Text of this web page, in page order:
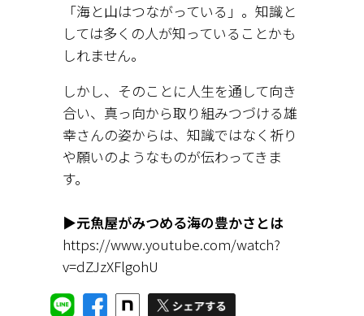
「海と山はつながっている」。知識と
しては多くの人が知っていることかも
しれません。
しかし、そのことに人生を通して向き
合い、真っ向から取り組みつづける雄
幸さんの姿からは、知識ではなく祈り
や願いのようなものが伝わってきま
す。
▶元魚屋がみつめる海の豊かさとは
https://www.youtube.com/watch?
v=dZJzXFlgohU